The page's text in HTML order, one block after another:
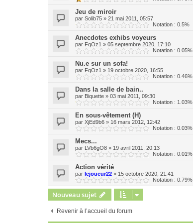
Jeu de miroir
par Solib75 » 21 mai 2011, 05:57
Notation : 0.5%
Anecdotes exhibs voyeurs
par FqOz1 » 05 septembre 2020, 17:10
Notation : 0.05%
Nu.e sur un sofa!
par FqOz1 » 19 octobre 2020, 16:55
Notation : 0.46%
Dans la salle de bain..
par Biquette » 03 mai 2011, 09:30
Notation : 1.03%
En sous-vêtement (H)
par XjEd9b6 » 16 mars 2012, 12:42
Notation : 0.03%
Mecs...
par LVb6gO8 » 19 avril 2011, 20:13
Notation : 0.01%
Action vérité
par lejoueur22 » 15 octobre 2020, 21:41
Notation : 0.79%
Nouveau sujet
Revenir à l’accueil du forum